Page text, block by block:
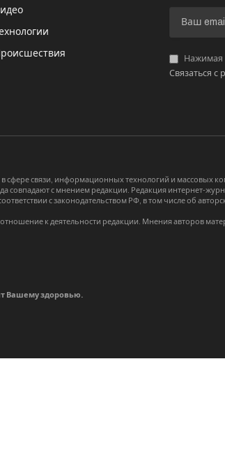
Нажимая
Связаться с
сфере связи, информационных технологий и массовых
с мнением редакции. Редакция интернет-
с законодательством РФ, в том числе об
к деятельности редакции. Мнения авторов
Вашему здоровью.